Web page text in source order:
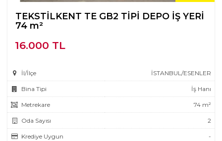
TEKSTİLKENT TE GB2 TİPİ DEPO İŞ YERİ
74 m²
16.000 TL
İl/İlçe İSTANBUL/ESENLER
Bina Tipi İş Hanı
Metrekare 74 m²
Oda Sayısı 2
Krediye Uygun -